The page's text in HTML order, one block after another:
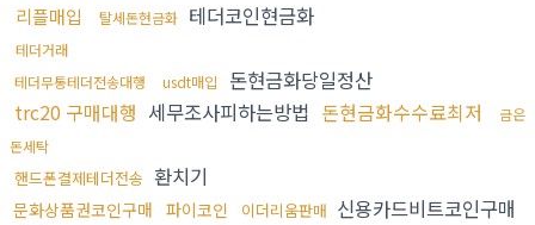
리플매입 탈세돈현금화 테더코인현금화
테더거래
테더무통테더전송대행
usdt매입
돈현금화당일정산
trc20 구매대행 세무조사피하는방법 돈현금화수수료최저
금은
돈세탁
핸드폰결제테더전송 환치기
문화상품권코인구매 파이코인 이더리움판매 신용카드비트코인구매